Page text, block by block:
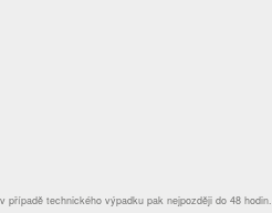
technického výpadku pak nejpozději do 48 hodin.